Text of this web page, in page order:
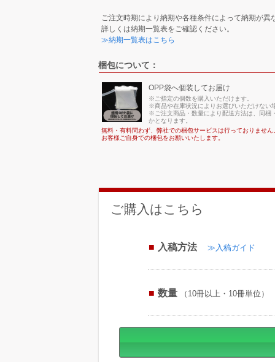
ご注文時期により納期や各種条件によって納期が異
詳しくは納期一覧表をご確認ください。
≫納期一覧表はこちら
梱包について：
OPP袋へ個装してお届け
※ご指定の個数を購入いただけます。
※商品や在庫状況によりお選びいただけない
※ご注文商品・数量により配送方法は、同梱
かとなります。
無料・有料問わず、弊社での梱包サービスは行っておりません
お客様ご自身での梱包をお願いいたします。
ご購入はこちら
入稿方法 ≫入稿ガイド
数量 （10冊以上・10冊単位）